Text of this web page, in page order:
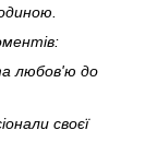
любов'ю до
своєї